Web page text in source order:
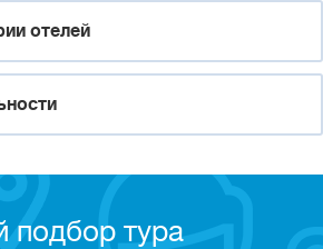
отелей
подбор тура